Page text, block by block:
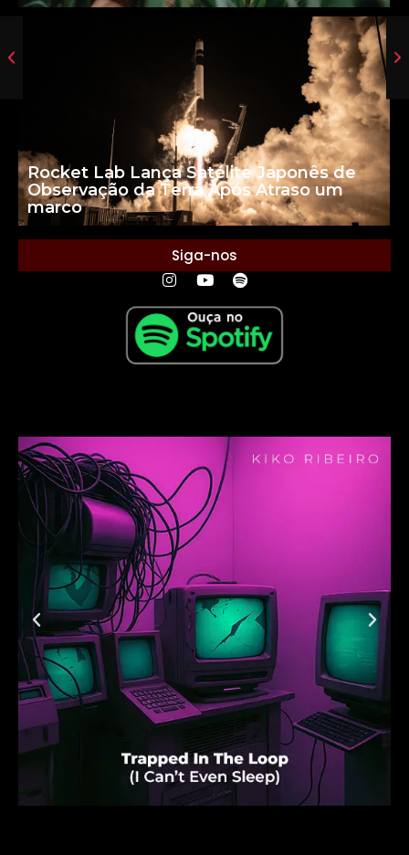
Rocket Lab Lança Satélite Japonês de
Observação da Terra Após Atraso um
marco
Siga-nos